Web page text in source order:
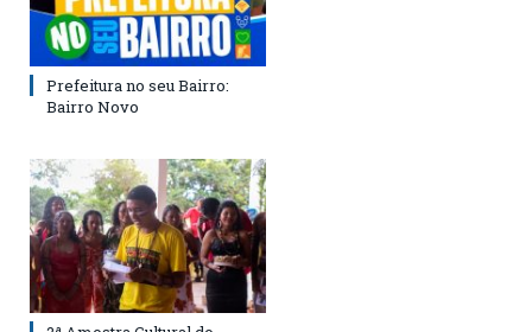
Prefeitura no seu Bairro:
Bairro Novo